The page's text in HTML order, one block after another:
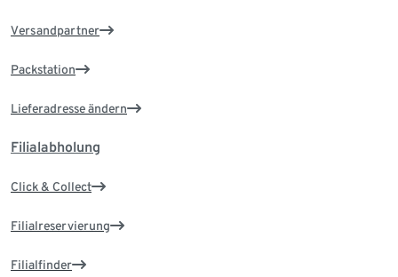
Versandpartner
Packstation
Lieferadresse ändern
Filialabholung
Click & Collect
Filialreservierung
Filialfinder